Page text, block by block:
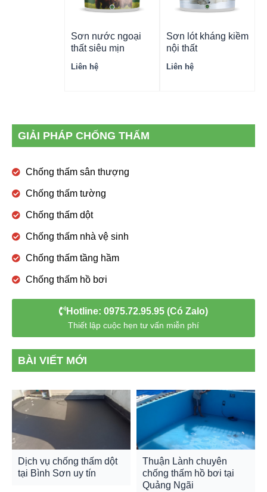
Sơn nước ngoại
thất siêu mịn
Liên hệ
Sơn lót kháng kiềm
nội thất
Liên hệ
GIẢI PHÁP CHỐNG THẤM
Chống thấm sân thượng
Chống thấm tường
Chống thấm dột
Chống thấm nhà vệ sinh
Chống thấm tầng hầm
Chống thấm hồ bơi
Hotline: 0975.72.95.95 (Có Zalo)
Thiết lập cuộc hẹn tư vấn miễn phí
BÀI VIẾT MỚI
Dịch vụ chống thấm dột
tại Bình Sơn uy tín
Thuận Lành chuyên
chống thấm hồ bơi tại
Quảng Ngãi